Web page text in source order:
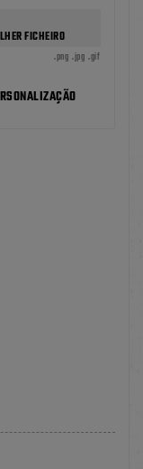
FICHEIRO
.png .jpg .gif